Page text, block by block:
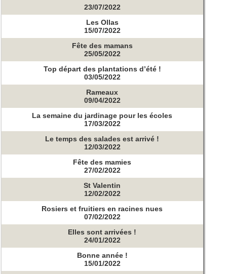
23/07/2022
Les Ollas
15/07/2022
Fête des mamans
25/05/2022
Top départ des plantations d’été !
03/05/2022
Rameaux
09/04/2022
La semaine du jardinage pour les écoles
17/03/2022
Le temps des salades est arrivé !
12/03/2022
Fête des mamies
27/02/2022
St Valentin
12/02/2022
Rosiers et fruitiers en racines nues
07/02/2022
Elles sont arrivées !
24/01/2022
Bonne année !
15/01/2022